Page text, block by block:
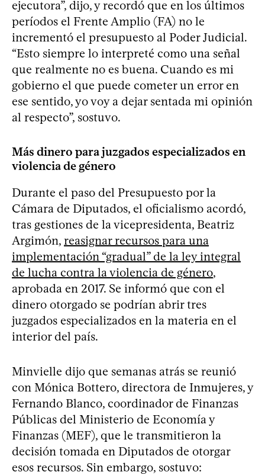
ejecutora”, dijo, y recordó que en los últimos
períodos el Frente Amplio (FA) no le
incrementó el presupuesto al Poder Judicial.
“Esto siempre lo interpreté como una señal
que realmente no es buena. Cuando es mi
gobierno el que puede cometer un error en
ese sentido, yo voy a dejar sentada mi opinión
al respecto”, sostuvo.
Más dinero para juzgados especializados en
violencia de género
Durante el paso del Presupuesto por la
Cámara de Diputados, el oficialismo acordó,
tras gestiones de la vicepresidenta, Beatriz
Argimón, reasignar recursos para una
implementación “gradual” de la ley integral
de lucha contra la violencia de género,
aprobada en 2017. Se informó que con el
dinero otorgado se podrían abrir tres
juzgados especializados en la materia en el
interior del país.
Minvielle dijo que semanas atrás se reunió
con Mónica Bottero, directora de Inmujeres, y
Fernando Blanco, coordinador de Finanzas
Públicas del Ministerio de Economía y
Finanzas (MEF), que le transmitieron la
decisión tomada en Diputados de otorgar
esos recursos. Sin embargo, sostuvo: